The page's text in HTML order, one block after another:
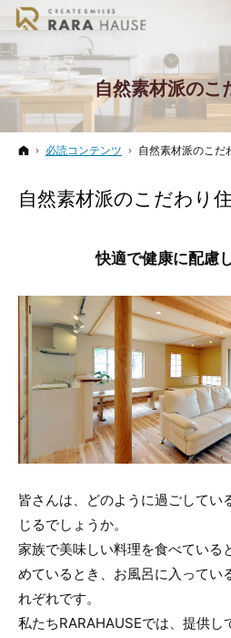
自然素材派のこ
ホーム
必読コンテンツ 自然素材派のこだ
自然素材派のこだわり
快適で健康に配慮
皆さんは、どのように過ごしてい
じるでしょうか。
家族で美味しい料理を食べている
めているとき、お風呂に入ってい
れぞれです。
私たちRARAHAUSEでは、提供し